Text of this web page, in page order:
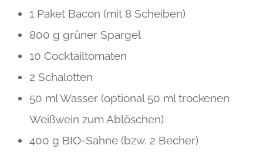
1 Paket Bacon (mit 8 Scheiben)
800 g grüner Spargel
10 Cocktailtomaten
2 Schalotten
50 ml Wasser (optional 50 ml trockenen
Weißwein zum Ablöschen)
400 g BIO-Sahne (bzw. 2 Becher)